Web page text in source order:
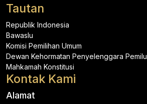
Tautan
Republik Indonesia
Bawaslu
Komisi Pemilihan Umum
Dewan Kehormatan Penyelenggara Pemilu
Mahkamah Konstitusi
Kontak Kami
Alamat